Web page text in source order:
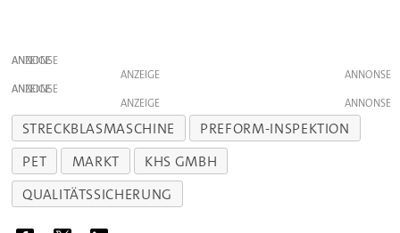
ANZEIGE
ANZEIGE
ANZEIGE
ANZEIGE
STRECKBLASMASCHINE
PREFORM-INSPEKTION
PET
MARKT
KHS GMBH
QUALITÄTSSICHERUNG